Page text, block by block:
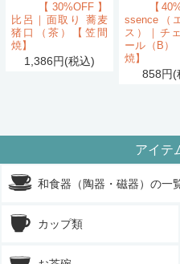
【30%OFF】
比呂｜面取り 蕎麦
猪口（茶）【笠間
焼】
1,386円(税込)
【
ssence（
ス）｜チ
ール（B）
焼】
858円(
アイテ
和食器（陶器・磁器）の一
カップ類